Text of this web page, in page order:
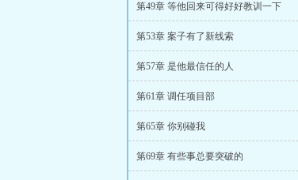
第49章 等他回来可得好好教训一下
第53章 案子有了新线索
第57章 是他最信任的人
第61章 调任项目部
第65章 你别碰我
第69章 有些事总要突破的